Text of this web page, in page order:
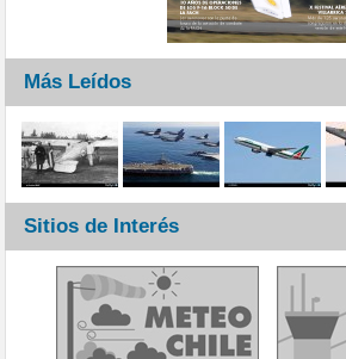
Más Leídos
Sitios de Interés